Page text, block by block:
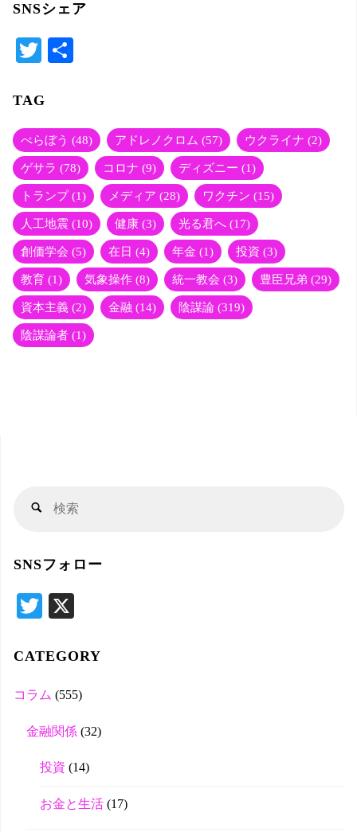
SNSシェア
T
tte
r
TAG
べらぼう (48) アドレノクロム (57) ウクライナ (2)
ゲサラ (78) コロナ (9) ディズニー (1)
トランプ(1) メディア (28) ワクチン (15)
人工地震 (10) 健康 (3) 光る君へ (17)
創価学会 (5) 在日 (4) 年金 (1) 投資 (3)
教育 (1) 気象操作 (8) 統一教会 (3) 豊臣兄弟 (29)
資本主義 (2) 金融 (14) 陰謀論 (319)
陰謀論者 (1)
検
SNSフォロー
T
tte
r
CATEGORY
コラム (555)
金融関係 (32)
投資 (14)
お金と生活(17)